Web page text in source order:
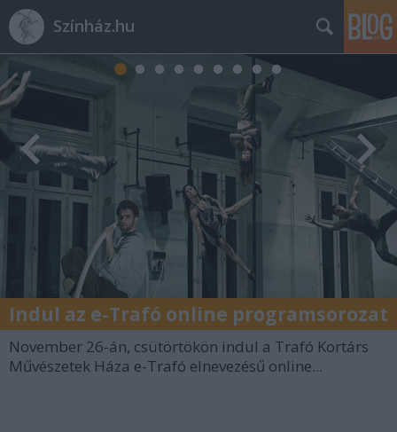
Színház.hu
Indul az e-Trafó online programsorozat
November 26-án, csütörtökön indul a Trafó Kortárs
Művészetek Háza e-Trafó elnevezésű online...